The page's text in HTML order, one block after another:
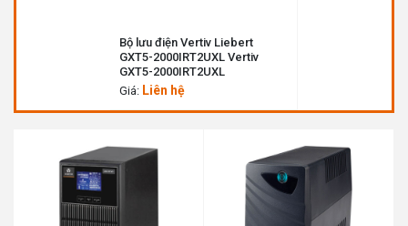
Bộ lưu điện Vertiv Liebert
GXT5-2000IRT2UXL Vertiv
GXT5-2000IRT2UXL
Giá: Liên hệ